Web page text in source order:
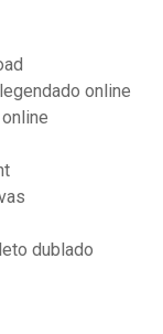
online
dublado